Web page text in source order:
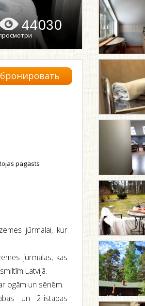
44030
pagasts
jūrmalai, kur
jūrmalas, kas
Latvijā.
ogām un sēnēm.
un 2-istabas